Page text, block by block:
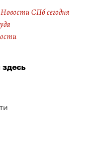
Новости СПб сегодня